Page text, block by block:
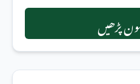
پڑھیں